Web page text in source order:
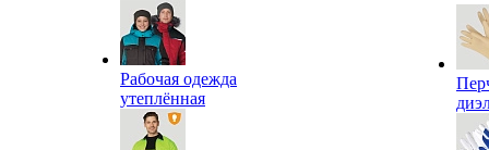
Рабочая одежда
утеплённая